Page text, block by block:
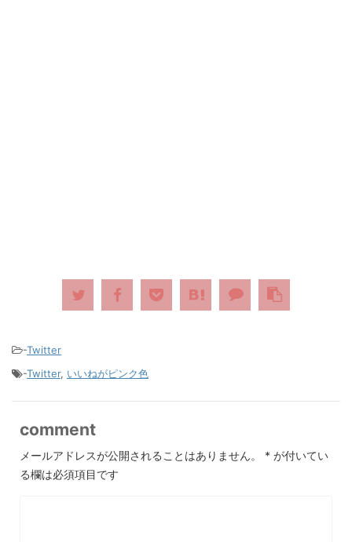
-Twitter
-Twitter, いいねがピンク色
comment
メールアドレスが公開されることはありません。 * が付いてい
る欄は必須項目です